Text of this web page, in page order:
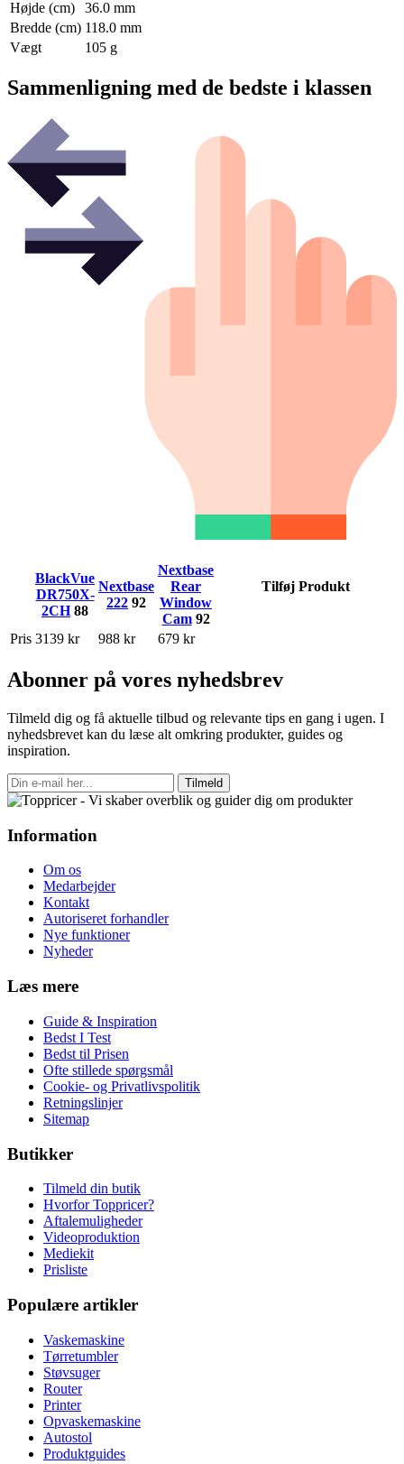
Højde (cm)
36.0 mm
Bredde (cm) 118.0 mm
Vægt
105 g
Sammenligning med de bedste i klassen
BlackVue
DR750X-
2CH 88
Nextbase
222 92
Nextbase
Rear
Window
Cam 92
Tilføj Produkt
Pris 3139 kr 988 kr 679 kr
Abonner på vores nyhedsbrev
Tilmeld dig og få aktuelle tilbud og relevante tips en gang i ugen. I
nyhedsbrevet kan du læse alt omkring produkter, guides og
inspiration.
Tilmeld
Information
Om os
Medarbejder
Kontakt
Autoriseret forhandler
Nye funktioner
Nyheder
Læs mere
Guide & Inspiration
Bedst I Test
Bedst til Prisen
Ofte stillede spørgsmål
Cookie- og Privatlivspolitik
Retningslinjer
Sitemap
Butikker
Tilmeld din butik
Hvorfor Toppricer?
Aftalemuligheder
Videoproduktion
Mediekit
Prisliste
Populære artikler
Vaskemaskine
Tørretumbler
Støvsuger
Router
Printer
Opvaskemaskine
Autostol
Produktguides